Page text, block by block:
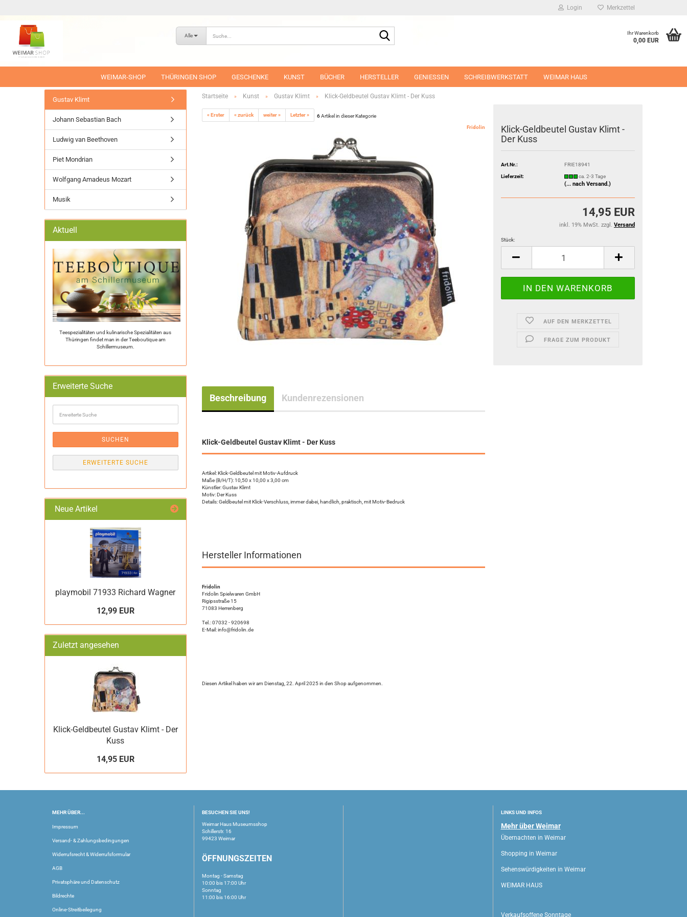
Login Merkzettel
Alle Ihr Warenkorb
0,00 EUR
WEIMAR-SHOP THÜRINGEN SHOP GESCHENKE KUNST BÜCHER HERSTELLER GENIESSEN SCHREIBWERKSTATT WEIMAR HAUS
Startseite » Kunst » Gustav Klimt » Klick-Geldbeutel Gustav Klimt - Der Kuss
« Erster « zurück weiter » Letzter » 6Artikel in dieser Kategorie
Fridolin
Klick-Geldbeutel Gustav Klimt -
Der Kuss
Art.Nr.: FRIE18941
Lieferzeit: ca. 2-3 Tage
(... nach Versand.)
14,95 EUR
inkl. 19% MwSt. zzgl. Versand
Stück:
AUF DEN MERKZETTEL
FRAGE ZUM PRODUKT
Beschreibung Kundenrezensionen
Klick-Geldbeutel Gustav Klimt - Der Kuss
Artikel: Klick-Geldbeutel mit Motiv-Aufdruck
Maße (B/H/T): 10,50 x 10,00 x 3,00 cm
Künstler: Gustav Klimt
Motiv: Der Kuss
Details: Geldbeutel mit Klick-Verschluss, immer dabei, handlich, praktisch, mit Motiv-Bedruck
Hersteller Informationen
Fridolin
Fridolin Spielwaren GmbH
Rigipsstraße 15
71083 Herrenberg
Tel.: 07032 - 920698
E-Mail: info@fridolin.de
Diesen Artikel haben wir am Dienstag, 22. April 2025 in den Shop aufgenommen.
Gustav Klimt
Johann Sebastian Bach
Ludwig van Beethoven
Piet Mondrian
Wolfgang Amadeus Mozart
Musik
Aktuell
Teespezialitäten und kulinarische Spezialitäten aus
Thüringen findet man in der Teeboutique am
Schillermuseum.
Erweiterte Suche
Suche
SUCHEN
ERWEITERTE SUCHE
Neue Artikel
playmobil 71933 Richard Wagner
12,99 EUR
Zuletzt angesehen
Klick-Geldbeutel Gustav Klimt - Der
Kuss
14,95 EUR
MEHR ÜBER...
Impressum
Versand- & Zahlungsbedingungen
Widerrufsrecht & Widerrufsformular
AGB
Privatsphäre und Datenschutz
Bildrechte
Online-Streitbeilegung
BESUCHEN SIE UNS!
Weimar Haus Museumsshop
Schillerstr. 16
99423 Weimar
ÖFFNUNGSZEITEN
Montag - Samstag
10:00 bis 17:00 Uhr
Sonntag
11:00 bis 16:00 Uhr
LINKS UND INFOS
Mehr über Weimar
Übernachten in Weimar
Shopping in Weimar
Sehenswürdigkeiten in Weimar
WEIMAR HAUS
Verkaufsoffene Sonntage